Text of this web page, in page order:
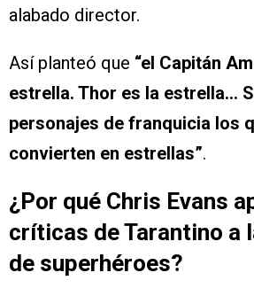
alabado director.
Así planteó que “el Capitán
estrella. Thor es la estrella…
personajes de franquicia los
convierten en estrellas”.
¿Por qué Chris Evans
críticas de Tarantino a
de superhéroes?